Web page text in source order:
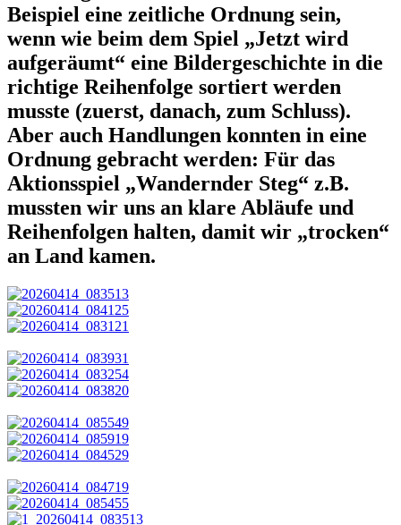
Beispiel eine zeitliche Ordnung sein,
wenn wie beim dem Spiel „Jetzt wird
aufgeräumt“ eine Bildergeschichte in die
richtige Reihenfolge sortiert werden
musste (zuerst, danach, zum Schluss).
Aber auch Handlungen konnten in eine
Ordnung gebracht werden: Für das
Aktionsspiel „Wandernder Steg“ z.B.
mussten wir uns an klare Abläufe und
Reihenfolgen halten, damit wir „trocken“
an Land kamen.